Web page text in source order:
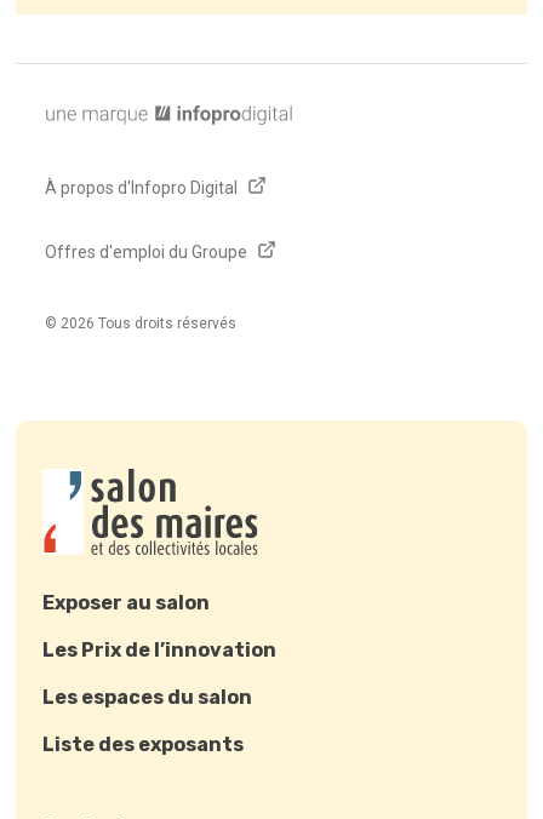
Exposer au salon
Les Prix de l’innovation
Les espaces du salon
Liste des exposants